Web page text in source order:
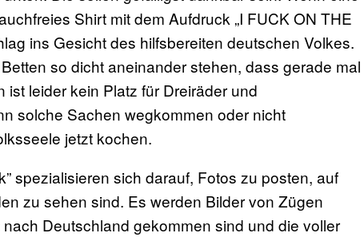
Shirt mit dem Aufdruck „I FUCK ON THE
ins Gesicht des hilfsbereiten deutschen Volkes.
so dicht aneinander stehen, dass gerade mal
leider kein Platz für Dreiräder und
solche Sachen wegkommen oder nicht
jetzt kochen.
spezialisieren sich darauf, Fotos zu posten, auf
zu sehen sind. Es werden Bilder von Zügen
Deutschland gekommen sind und die voller